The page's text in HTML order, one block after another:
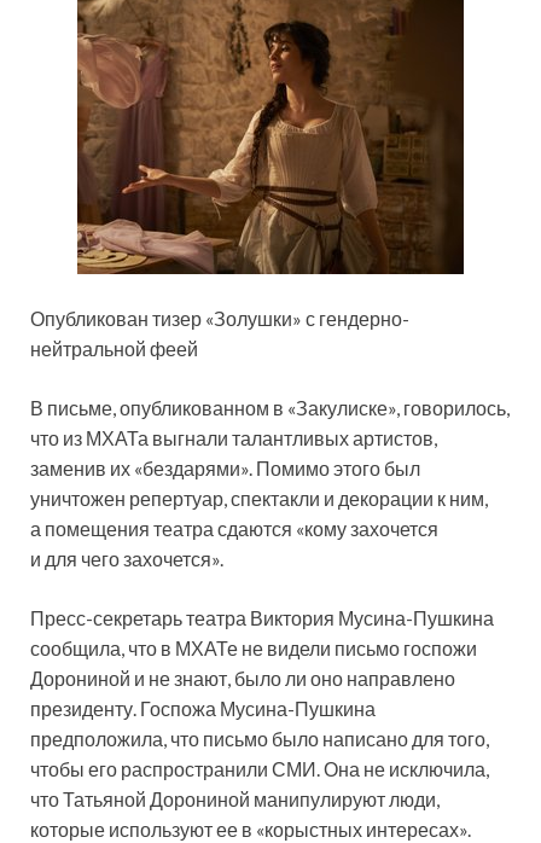
Опубликован тизер «Золушки» с гендерно-
нейтральной феей
В письме, опубликованном в «Закулиске», говорилось,
что из МХАТа выгнали талантливых артистов,
заменив их «бездарями». Помимо этого был
уничтожен репертуар, спектакли и декорации к ним,
а помещения театра сдаются «кому захочется
и для чего захочется».
Пресс-секретарь театра Виктория Мусина-Пушкина
сообщила, что в МХАТе не видели письмо госпожи
Дорониной и не знают, было ли оно направлено
президенту. Госпожа Мусина-Пушкина
предположила, что письмо было написано для того,
чтобы его распространили СМИ. Она не исключила,
что Татьяной Дорониной манипулируют люди,
которые используют ее в «корыстных интересах».